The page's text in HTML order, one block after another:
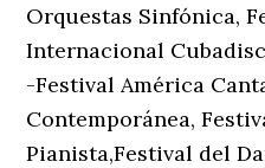
Orquestas Sinfónica,
Internacional
-Festival América
Contemporánea,
Pianista,Festival del